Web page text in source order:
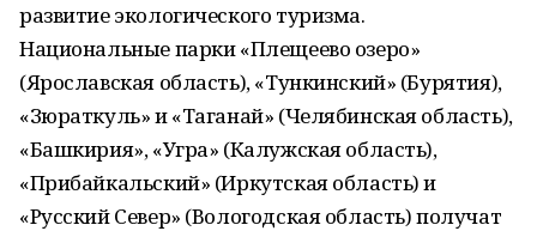
развитие экологического туризма.
Национальные парки «Плещеево озеро»
(Ярославская область), «Тункинский» (Бурятия),
«Зюраткуль» и «Таганай» (Челябинская область),
«Башкирия», «Угра» (Калужская область),
«Прибайкальский» (Иркутская область) и
«Русский Север» (Вологодская область) получат